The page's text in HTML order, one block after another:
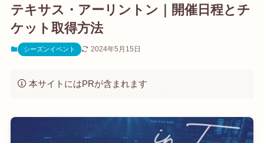
テキサス・アーリントン｜開催日程とチ
ケット取得方法
シーズンイベント 2024年5月15日
本サイトにはPRが含まれます